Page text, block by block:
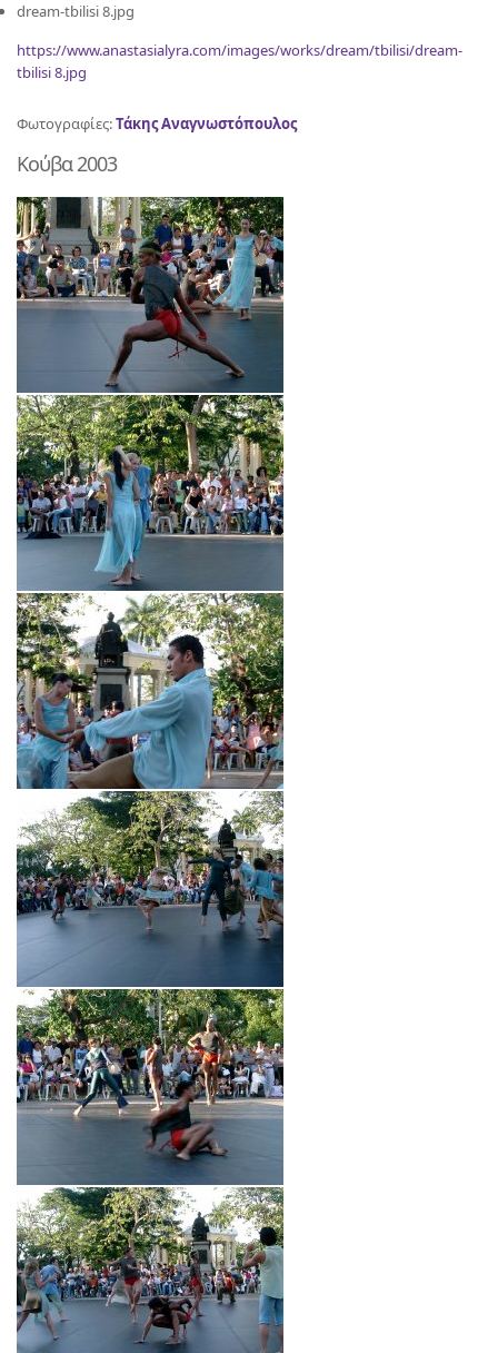
dream-tbilisi 8.jpg
https://www.anastasialyra.com/images/works/dream/tbilisi/dream-
tbilisi 8.jpg
Φωτογραφίες:Τάκης Αναγνωστόπουλος
Κούβα 2003